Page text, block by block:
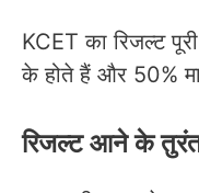
KCET का रिजल्ट
के होते हैं और 50%
रिजल्ट आने के